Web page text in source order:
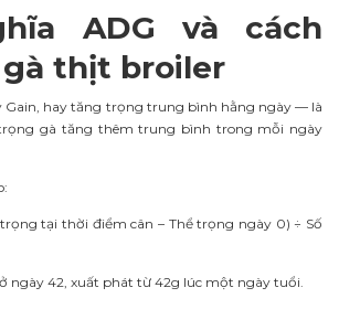
ADG và cách
thịt broiler
Gain, hay tăng trọng trung bình hằng ngày — là
gà tăng thêm trung bình trong mỗi ngày
tại thời điểm cân – Thể trọng ngày 0) ÷ Số
ngày 42, xuất phát từ 42g lúc một ngày tuổi.